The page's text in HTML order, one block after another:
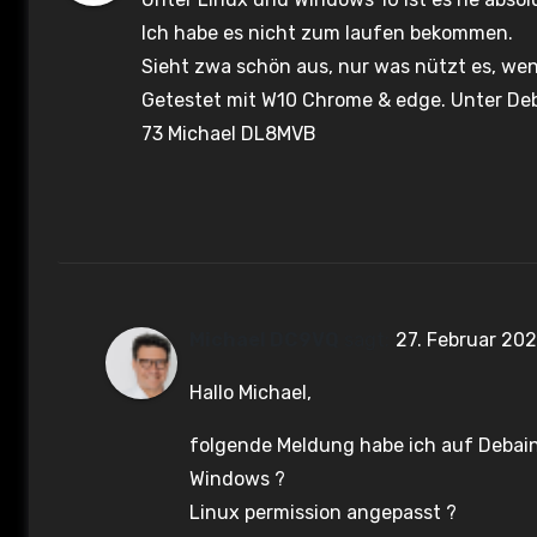
Ich habe es nicht zum laufen bekommen.
Sieht zwa schön aus, nur was nützt es,
Getestet mit W10 Chrome & edge. Unter
73 Michael DL8MVB
27. Februar
Hallo Michael,
folgende Meldung habe ich auf
Windows ?
Linux permission angepasst ?